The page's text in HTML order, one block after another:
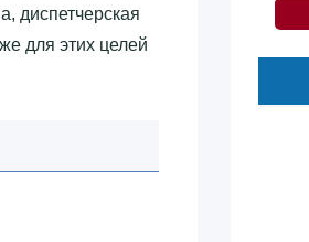
диспетчерская
для этих целей